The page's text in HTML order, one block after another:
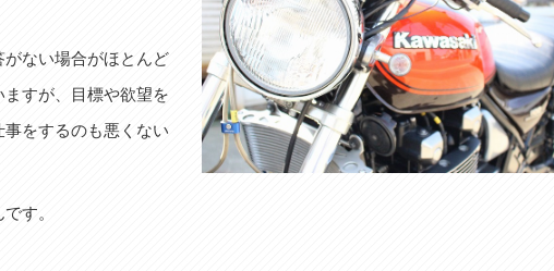
ない場合がほとんど
すが、目標や欲望を
をするのも悪くない
す。